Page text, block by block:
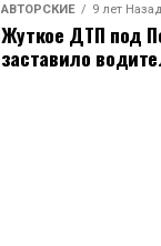
АВТОРСКИЕ 9 лет Назад
Жуткое ДТП под
заставило